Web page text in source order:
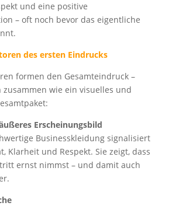
und eine positive
– oft noch bevor das eigentliche
des ersten Eindrucks
formen den Gesamteindruck –
zusammen wie ein visuelles und
Erscheinungsbild
Businesskleidung signalisiert
Klarheit und Respekt. Sie zeigt, dass
ernst nimmst – und damit auch